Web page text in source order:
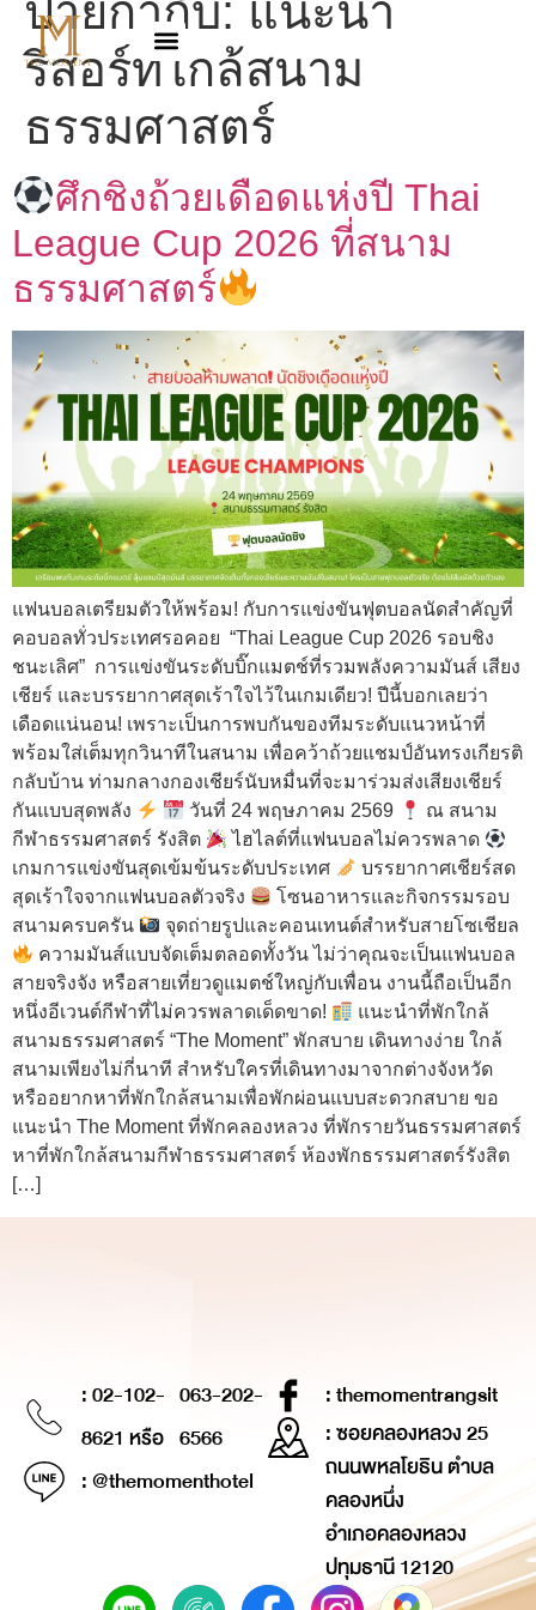
ป้ายกำกับ: แนะนำ
รีสอร์ทใกล้สนาม
ธรรมศาสตร์
ศึกชิงถ้วยเดือดแห่งปี Thai
League Cup 2026 ที่สนาม
ธรรมศาสตร์
แฟนบอลเตรียมตัวให้พร้อม! กับการแข่งขันฟุตบอลนัดสำคัญที่
คอบอลทั่วประเทศรอคอย “Thai League Cup 2026 รอบชิง
ชนะเลิศ” การแข่งขันระดับบิ๊กแมตช์ที่รวมพลังความมันส์ เสียง
เชียร์ และบรรยากาศสุดเร้าใจไว้ในเกมเดียว! ปีนี้บอกเลยว่า
เดือดแน่นอน! เพราะเป็นการพบกันของทีมระดับแนวหน้าที่
พร้อมใส่เต็มทุกวินาทีในสนาม เพื่อคว้าถ้วยแชมป์อันทรงเกียรติ
กลับบ้าน ท่ามกลางกองเชียร์นับหมื่นที่จะมาร่วมส่งเสียงเชียร์
กันแบบสุดพลัง
วันที่ 24 พฤษภาคม 2569
ณ สนาม
กีฬาธรรมศาสตร์ รังสิต
ไฮไลต์ที่แฟนบอลไม่ควรพลาด
เกมการแข่งขันสุดเข้มข้นระดับประเทศ
บรรยากาศเชียร์สด
สุดเร้าใจจากแฟนบอลตัวจริง
โซนอาหารและกิจกรรมรอบ
สนามครบครัน
จุดถ่ายรูปและคอนเทนต์สำหรับสายโซเชียล
ความมันส์แบบจัดเต็มตลอดทั้งวัน ไม่ว่าคุณจะเป็นแฟนบอล
สายจริงจัง หรือสายเที่ยวดูแมตช์ใหญ่กับเพื่อน งานนี้ถือเป็นอีก
หนึ่งอีเวนต์กีฬาที่ไม่ควรพลาดเด็ดขาด!
แนะนำที่พักใกล้
สนามธรรมศาสตร์ “The Moment” พักสบาย เดินทางง่าย ใกล้
สนามเพียงไม่กี่นาที สำหรับใครที่เดินทางมาจากต่างจังหวัด
หรืออยากหาที่พักใกล้สนามเพื่อพักผ่อนแบบสะดวกสบาย ขอ
แนะนำ The Moment ที่พักคลองหลวง ที่พักรายวันธรรมศาสตร์
หาที่พักใกล้สนามกีฬาธรรมศาสตร์ ห้องพักธรรมศาสตร์รังสิต
[…]
: 02-102-
8621 หรือ
063-202-
6566
: @themomenthotel
: themomentrangsit
: ซอยคลองหลวง 25
ถนนพหลโยธิน ตำบล
คลองหนึ่ง
อำเภอคลองหลวง
ปทุมธานี 12120